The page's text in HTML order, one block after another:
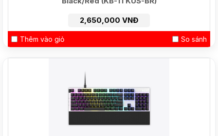
2,650,000 VNĐ
Thêm vào giỏ So sánh